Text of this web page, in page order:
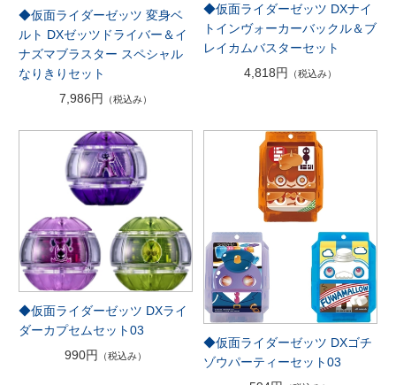
◆仮面ライダーゼッツ 変身ベ
ルト DXゼッツドライバー＆イ
ナズマブラスター スペシャル
なりきりセット
7,986円 （税込み）
◆仮面ライダーゼッツ DXナイ
トインヴォーカーバックル＆ブ
レイカムバスターセット
4,818円
（税込み）
◆仮面ライダーゼッツ DXライ
ダーカプセムセット03
990円
（税込み）
◆仮面ライダーゼッツ DXゴチ
ゾウパーティーセット03